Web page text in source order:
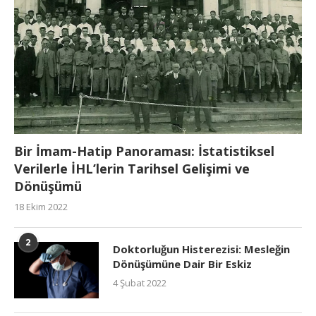
Bir İmam-Hatip Panoraması: İstatistiksel
Verilerle İHL’lerin Tarihsel Gelişimi ve
Dönüşümü
18 Ekim 2022
2
Doktorluğun Histerezisi: Mesleğin
Dönüşümüne Dair Bir Eskiz
4 Şubat 2022